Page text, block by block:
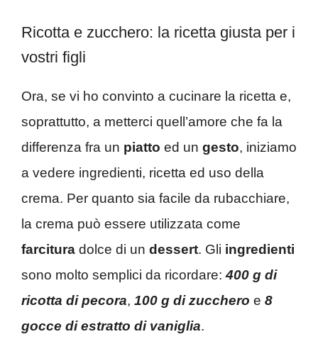
Ricotta e zucchero: la ricetta giusta per i
vostri figli
Ora, se vi ho convinto a cucinare la ricetta e,
soprattutto, a metterci quell’amore che fa la
differenza fra un piatto ed un gesto, iniziamo
a vedere ingredienti, ricetta ed uso della
crema. Per quanto sia facile da rubacchiare,
la crema può essere utilizzata come
farcitura dolce di un dessert. Gli ingredienti
sono molto semplici da ricordare:400 g di
ricotta di pecora, 100 g di zucchero e 8
gocce di estratto di vaniglia.